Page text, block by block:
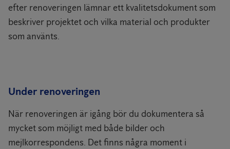
efter renoveringen lämnar ett kvalitetsdokument som
beskriver projektet och vilka material och produkter
som använts.
Under renoveringen
När renoveringen är igång bör du dokumentera så
mycket som möjligt med både bilder och
mejlkorrespondens. Det finns några moment i